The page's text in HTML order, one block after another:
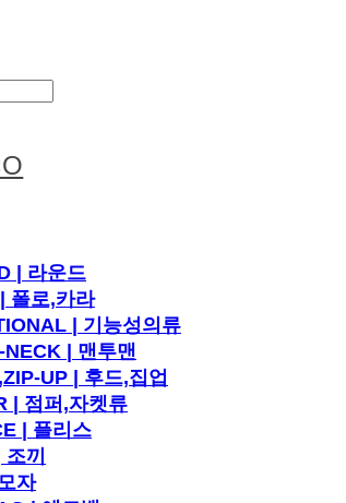
| 라운드
폴로,카라
| 기능성의류
NECK | 맨투맨
UP | 후드,집업
| 점퍼,자켓류
| 플리스
끼
자